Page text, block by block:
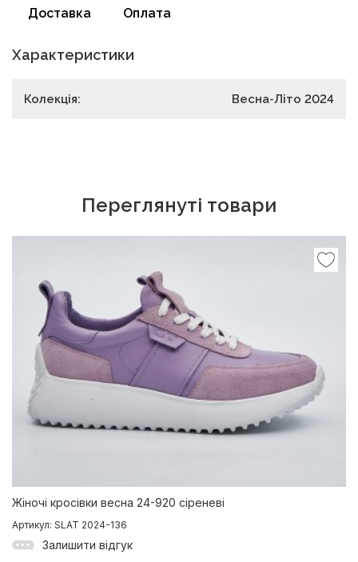
Доставка Оплата
Характеристики
Колекція: Весна-Літо 2024
Переглянуті товари
Жіночі кросівки весна 24-920 сіреневі
Артикул: SLAT 2024-136
Залишити відгук